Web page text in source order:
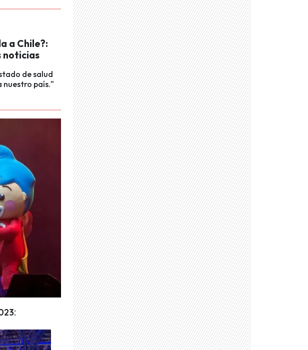
a Chile?:
noticias
de salud
nuestro país."